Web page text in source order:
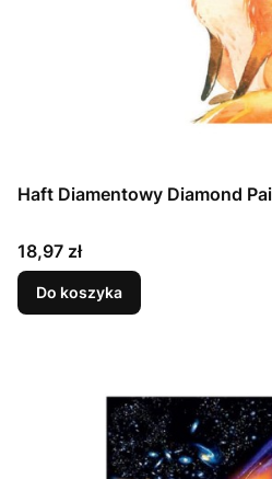
Haft Diamentowy Diamond
Cena
18,97 zł
Do koszyka